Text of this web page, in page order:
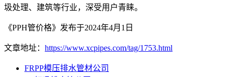
圾处理、建筑等行业，深受用户青睐。
《PPH管价格》发布于2024年4月1日
文章地址： https://www.xcpipes.com/tag/1753.html
FRPP模压排水管材公司